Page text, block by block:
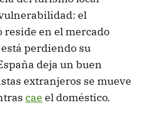
el
en el mercado
perdiendo su
deja un buen
extranjeros se mueve
cae el doméstico.